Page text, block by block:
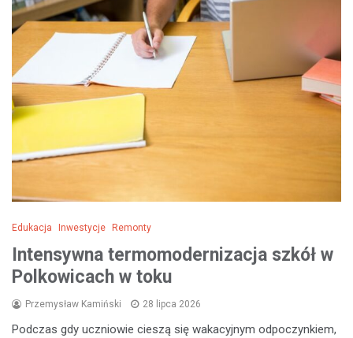
Edukacja Inwestycje Remonty
Intensywna termomodernizacja szkół w
Polkowicach w toku
Przemysław Kamiński 28 lipca 2026
Podczas gdy uczniowie cieszą się wakacyjnym odpoczynkiem,